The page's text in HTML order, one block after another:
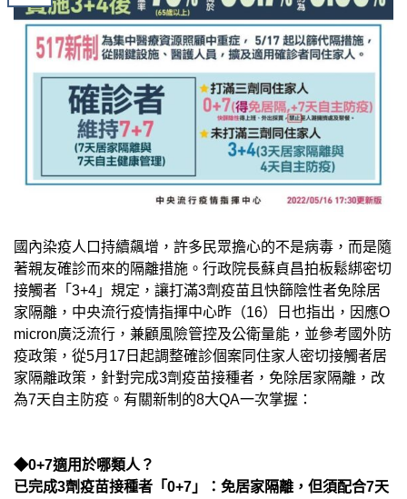
國內染疫人口持續飆增，許多民眾擔心的不是病毒，而是隨
著親友確診而來的隔離措施。行政院長蘇貞昌拍板鬆綁密切
接觸者「3+4」規定，讓打滿3劑疫苗且快篩陰性者免除居
家隔離，中央流行疫情指揮中心昨（16）日也指出，因應O
micron廣泛流行，兼顧風險管控及公衛量能，並參考國外防
疫政策，從5月17日起調整確診個案同住家人密切接觸者居
家隔離政策，針對完成3劑疫苗接種者，免除居家隔離，改
為7天自主防疫。有關新制的8大QA一次掌握：
◆0+7適用於哪類人？
已完成3劑疫苗接種者「0+7」：免居家隔離，但須配合7天